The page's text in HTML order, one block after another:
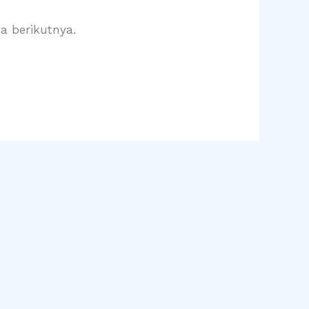
berikutnya.